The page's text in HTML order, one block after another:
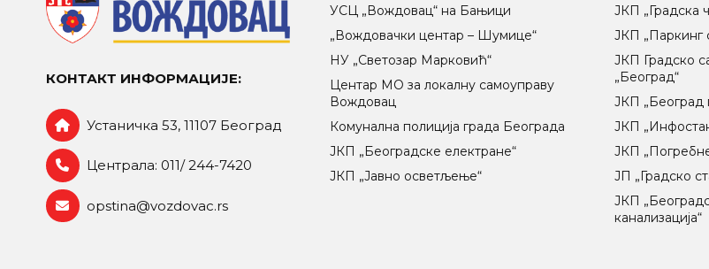
КОНТАКТ ИНФОРМАЦИЈЕ:
Устаничка 53, 11107 Београд
Централа: 011/ 244-7420
opstina@vozdovac.rs
УСЦ „Вождовац“ на Бањици
„Вождовачки центар – Шумице“
НУ „Светозар Марковић“
Центар МO за локалну самоуправу
Вождовац
Комунална полиција града Београда
ЈКП „Београдске електране“
ЈКП „Јавно осветљење“
ЈКП „Градска
ЈКП „Паркинг
ЈКП Градско
„Београд“
ЈКП „Београд
ЈКП
ЈКП
ЈП „Градско
ЈКП
канализација“